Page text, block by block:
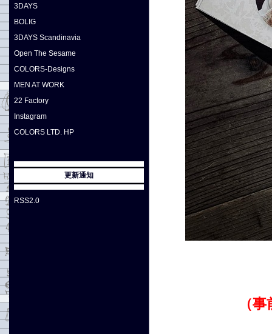
（
3DAYS
BOLIG
3DAYS Scandinavia
Open The Sesame
COLORS-Designs
MEN AT WORK
22 Factory
Instagram
COLORS LTD. HP
更新通知
RSS2.0